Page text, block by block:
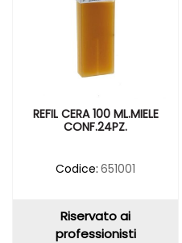
REFIL CERA 100 ML.MIELE
CONF.24PZ.
Codice: 651001
Riservato ai
professionisti